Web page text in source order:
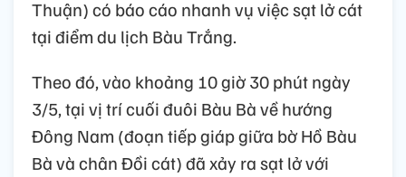
Thuận) có báo cáo nhanh vụ việc sạt lở cát
tại điểm du lịch Bàu Trắng.
Theo đó, vào khoảng 10 giờ 30 phút ngày
3/5, tại vị trí cuối đuôi Bàu Bà về hướng
Đông Nam (đoạn tiếp giáp giữa bờ Hồ Bàu
Bà và chân Đồi cát) đã xảy ra sạt lở với